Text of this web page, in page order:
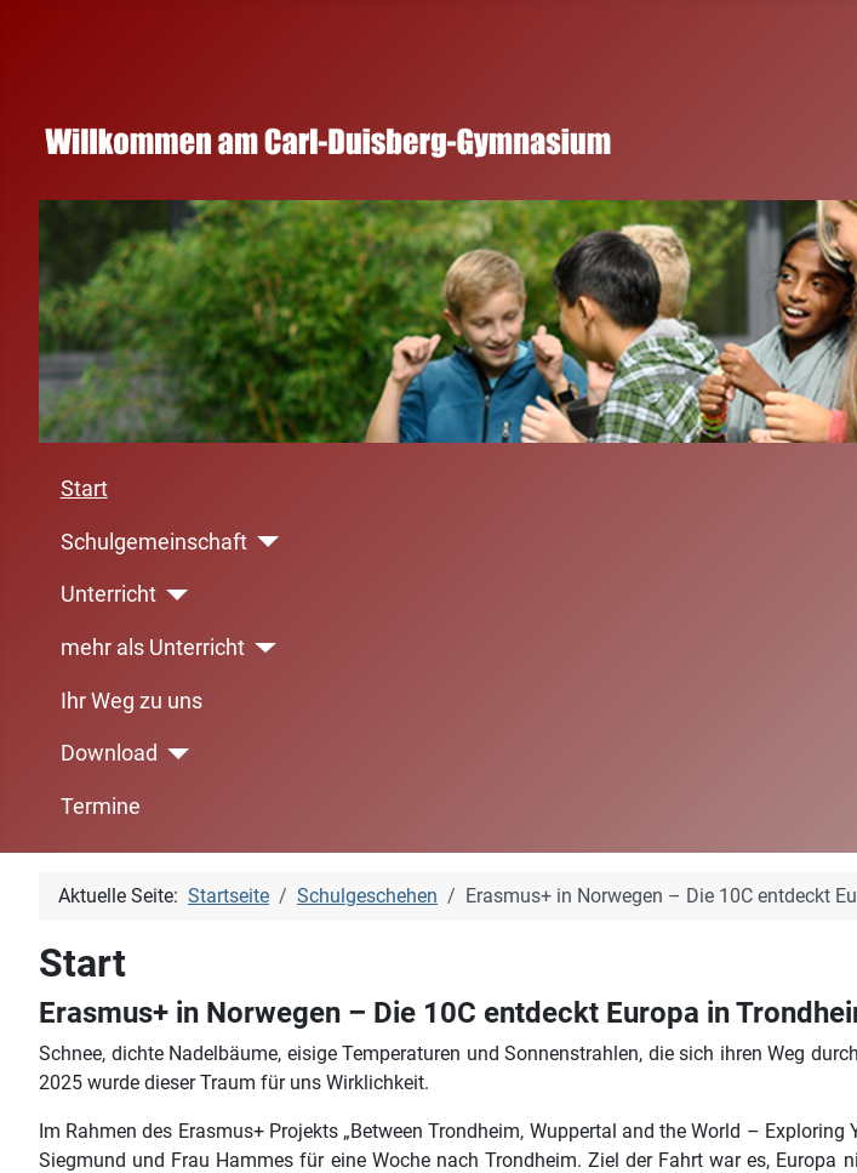
Start
Schulgemeinschaft
Unterricht
mehr als Unterricht
Ihr Weg zu uns
Download
Termine
Aktuelle Seite: Startseite Schulgeschehen Erasmus+ in Norwegen – Die 10C entdeckt
Start
Erasmus+ in Norwegen – Die 10C entdeckt Europa in
Schnee, dichte Nadelbäume, eisige Temperaturen und Sonnenstrahlen, die sich ihren Weg
2025 wurde dieser Traum für uns Wirklichkeit.
Im Rahmen des Erasmus+ Projekts „Between Trondheim, Wuppertal and the World –
Siegmund und Frau Hammes für eine Woche nach Trondheim. Ziel der Fahrt war es,